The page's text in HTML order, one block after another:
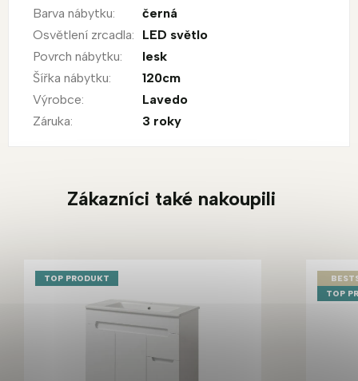
Barva nábytku:
černá
Osvětlení zrcadla:
LED světlo
Povrch nábytku:
lesk
Šířka nábytku:
120cm
Výrobce:
Lavedo
Záruka: 3 roky
Zákazníci také nakoupili
TOP PRODUKT
TOP